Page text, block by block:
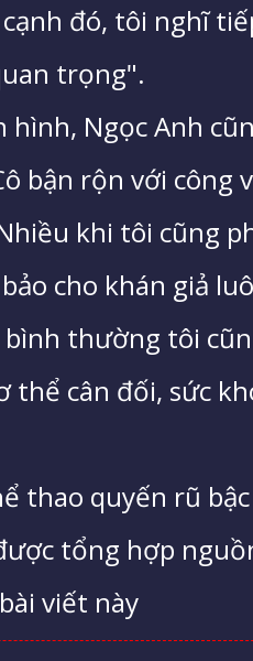
đó, tôi nghĩ
trọng".
hình, Ngọc Anh
bận rộn với công
khi tôi cũng
cho khán giả
thường tôi
thể cân đối, sức
thao quyến rũ
tổng hợp
viết này